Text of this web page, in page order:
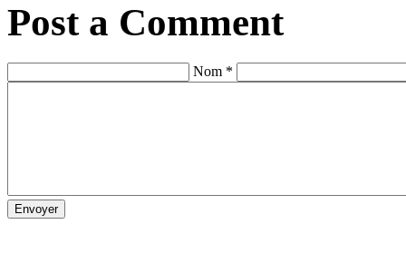
Post a Comment
Nom *